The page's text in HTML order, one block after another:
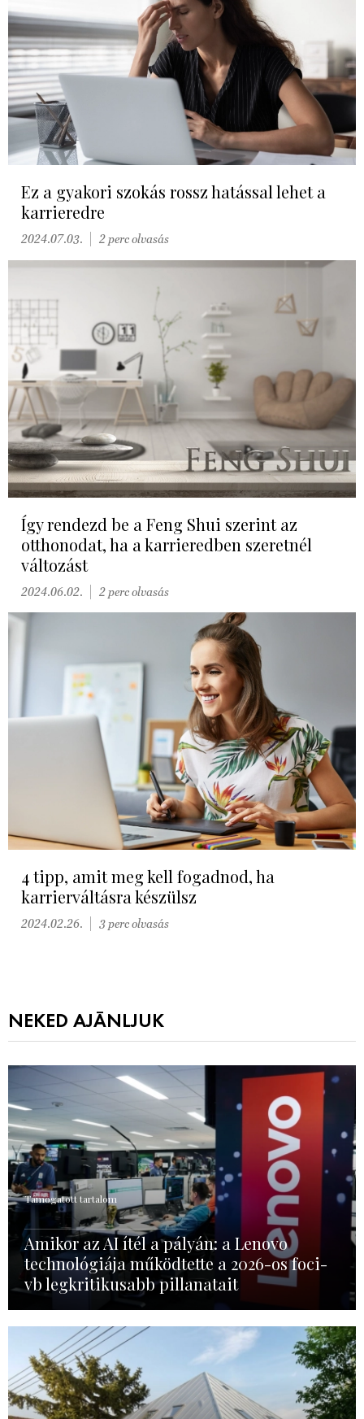
Ez a gyakori szokás rossz hatással lehet a
karrieredre
2024.07.03. 2 perc olvasás
Így rendezd be a Feng Shui szerint az
otthonodat, ha a karrieredben szeretnél
változást
2024.06.02. 2 perc olvasás
4 tipp, amit meg kell fogadnod, ha
karrierváltásra készülsz
2024.02.26. 3 perc olvasás
NEKED AJÁNLJUK
Támogatott tartalom
Amikor az AI ítél a pályán: a Lenovo
technológiája működtette a 2026-os foci-
vb legkritikusabb pillanatait